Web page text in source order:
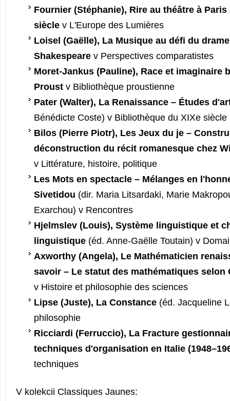
Fournier (Stéphanie), Rire au théâtre à Paris
sièclev L'Europe des Lumières
Loisel (Gaëlle), La Musique au défi du
Shakespearev Perspectives comparatistes
Moret-Jankus (Pauline), Race et imaginaire
Proustv Bibliothèque proustienne
Pater (Walter), La Renaissance – Études
Bénédicte Coste) v Bibliothèque du XIXe siècle
Bilos (Pierre Piotr), Les Jeux du je –
déconstruction du récit romanesque chez
v Littérature, histoire, politique
Les Mots en spectacle – Mélanges en
Sivetidou (dir. Maria Litsardaki, Marie
Exarchou) v Rencontres
Hjelmslev (Louis), Système linguistique et
linguistique(éd. Anne-Gaëlle Toutain) v
Axworthy (Angela), Le Mathématicien
savoir – Le statut des mathématiques selon
v Histoire et philosophie des sciences
Lipse (Juste), La Constance(éd. Jacqueline
philosophie
Ricciardi (Ferruccio), La Fracture
techniques d'organisation en Italie
techniques
V kolekcii Classiques Jaunes: